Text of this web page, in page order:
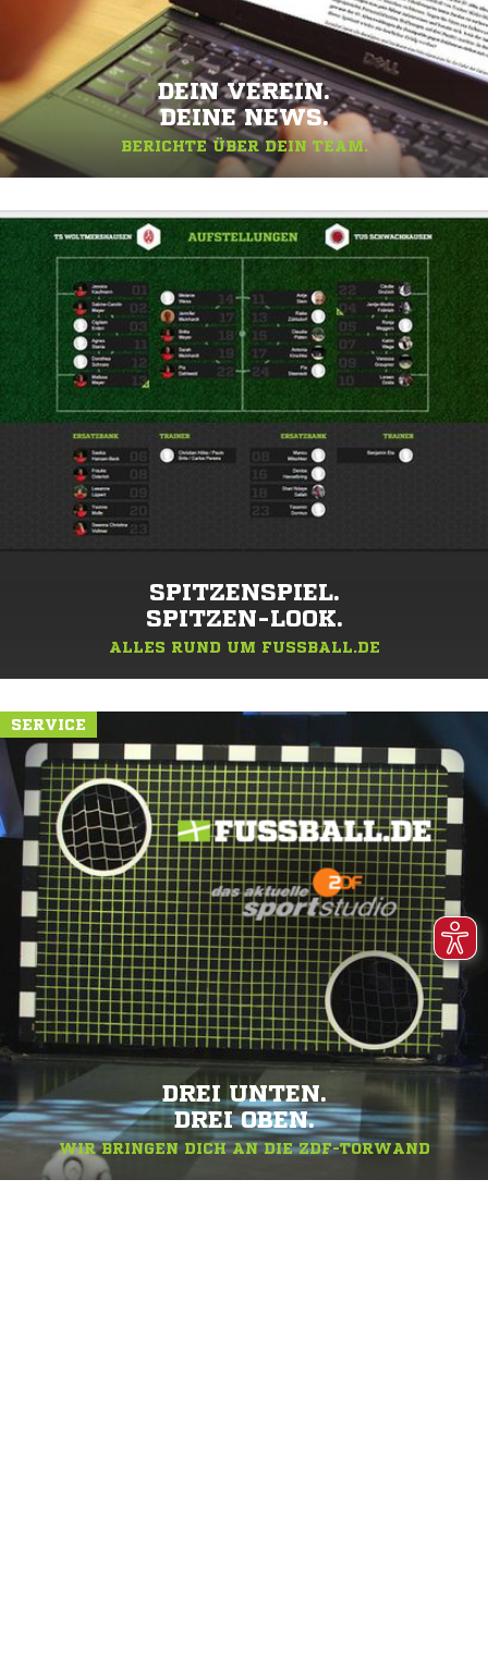
DEIN VEREIN.
DEINE NEWS.
BERICHTE ÜBER DEIN TEAM.
SPITZENSPIEL.
SPITZEN-LOOK.
ALLES RUND UM FUSSBALL.DE
SERVICE
DREI UNTEN.
DREI OBEN.
WIR BRINGEN DICH AN DIE ZDF-TORWAND